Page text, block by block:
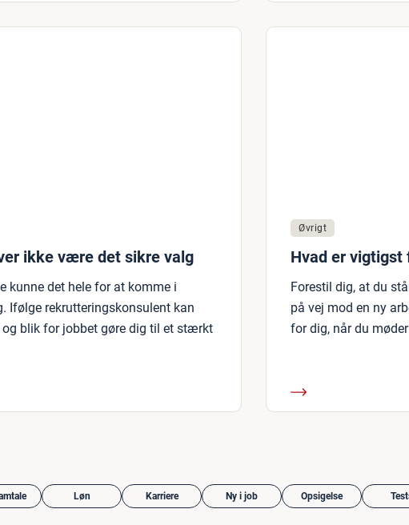
ikke være det sikre valg
kunne det hele for at komme i
Ifølge rekrutteringskonsulent kan
blik for jobbet gøre dig til et stærkt
Øvrigt
Hvad er vigtigst
Forestil dig, at du
på vej mod en ny
for dig, når du
Løn Karriere Ny i job Opsigelse